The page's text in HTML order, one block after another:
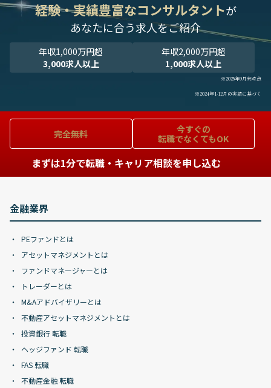
経験・実績豊富なコンサルタントが
あなたに合う求人をご紹介
年収1,000万円超
3,000求人以上
年収2,000万円超
1,000求人以上
※2025年9月末時点
※2024年1-12月の実績に基づく
完全無料
今すぐの
転職でなくてもOK
まずは1分で転職・キャリア相談を申し込む
金融業界
PEファンドとは
アセットマネジメントとは
ファンドマネージャーとは
トレーダーとは
M&Aアドバイザリーとは
不動産アセットマネジメントとは
投資銀行 転職
ヘッジファンド 転職
FAS 転職
不動産金融 転職